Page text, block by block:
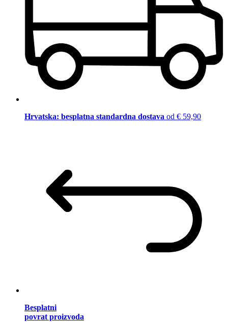
Hrvatska: besplatna standardna dostava od € 59,90
Besplatni
povrat proizvoda